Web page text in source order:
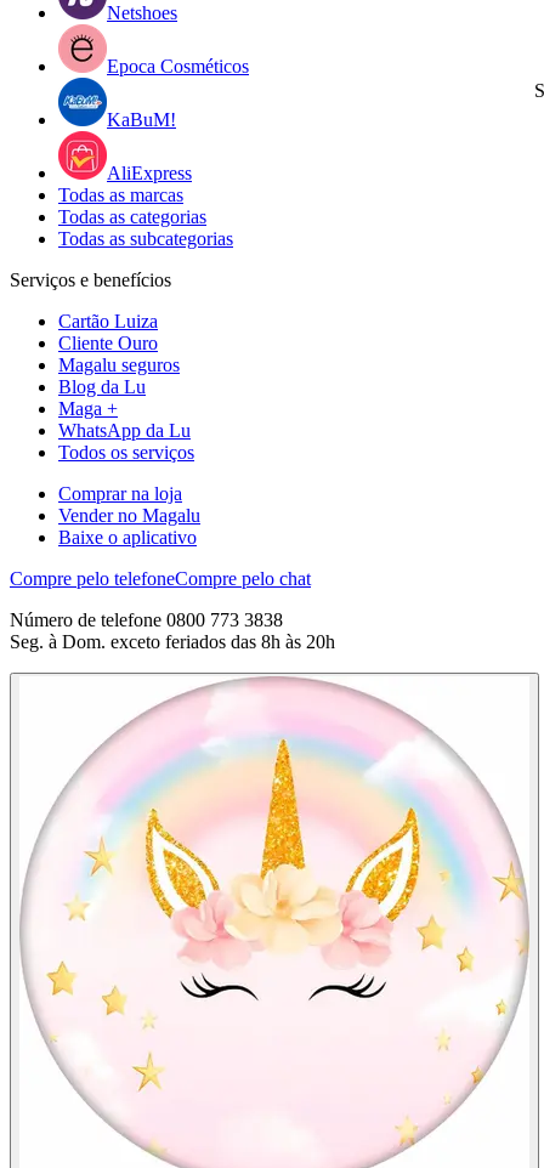
Netshoes
Epoca Cosméticos
KaBuM!
AliExpress
Todas as marcas
Todas as categorias
Todas as subcategorias
Serviços e benefícios
Cartão Luiza
Cliente Ouro
Magalu seguros
Blog da Lu
Maga +
WhatsApp da Lu
Todos os serviços
Comprar na loja
Vender no Magalu
Baixe o aplicativo
Compre pelo telefoneCompre pelo chat
Número de telefone 0800 773 3838
Seg. à Dom. exceto feriados das 8h às 20h